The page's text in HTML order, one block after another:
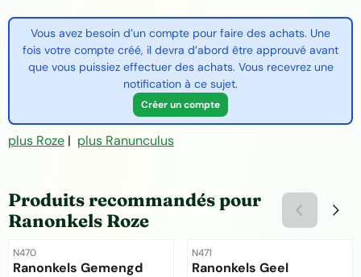
Vous avez besoin d’un compte pour faire des achats. Une
fois votre compte créé, il devra d’abord être approuvé avant
que vous puissiez effectuer des achats. Vous recevrez une
notification à ce sujet.
Créer un compte
plus Roze | plus Ranunculus
Produits recommandés pour
Ranonkels Roze
Référence
N470
Ranonkels Gemengd
Référence
N471
Ranonkels Geel